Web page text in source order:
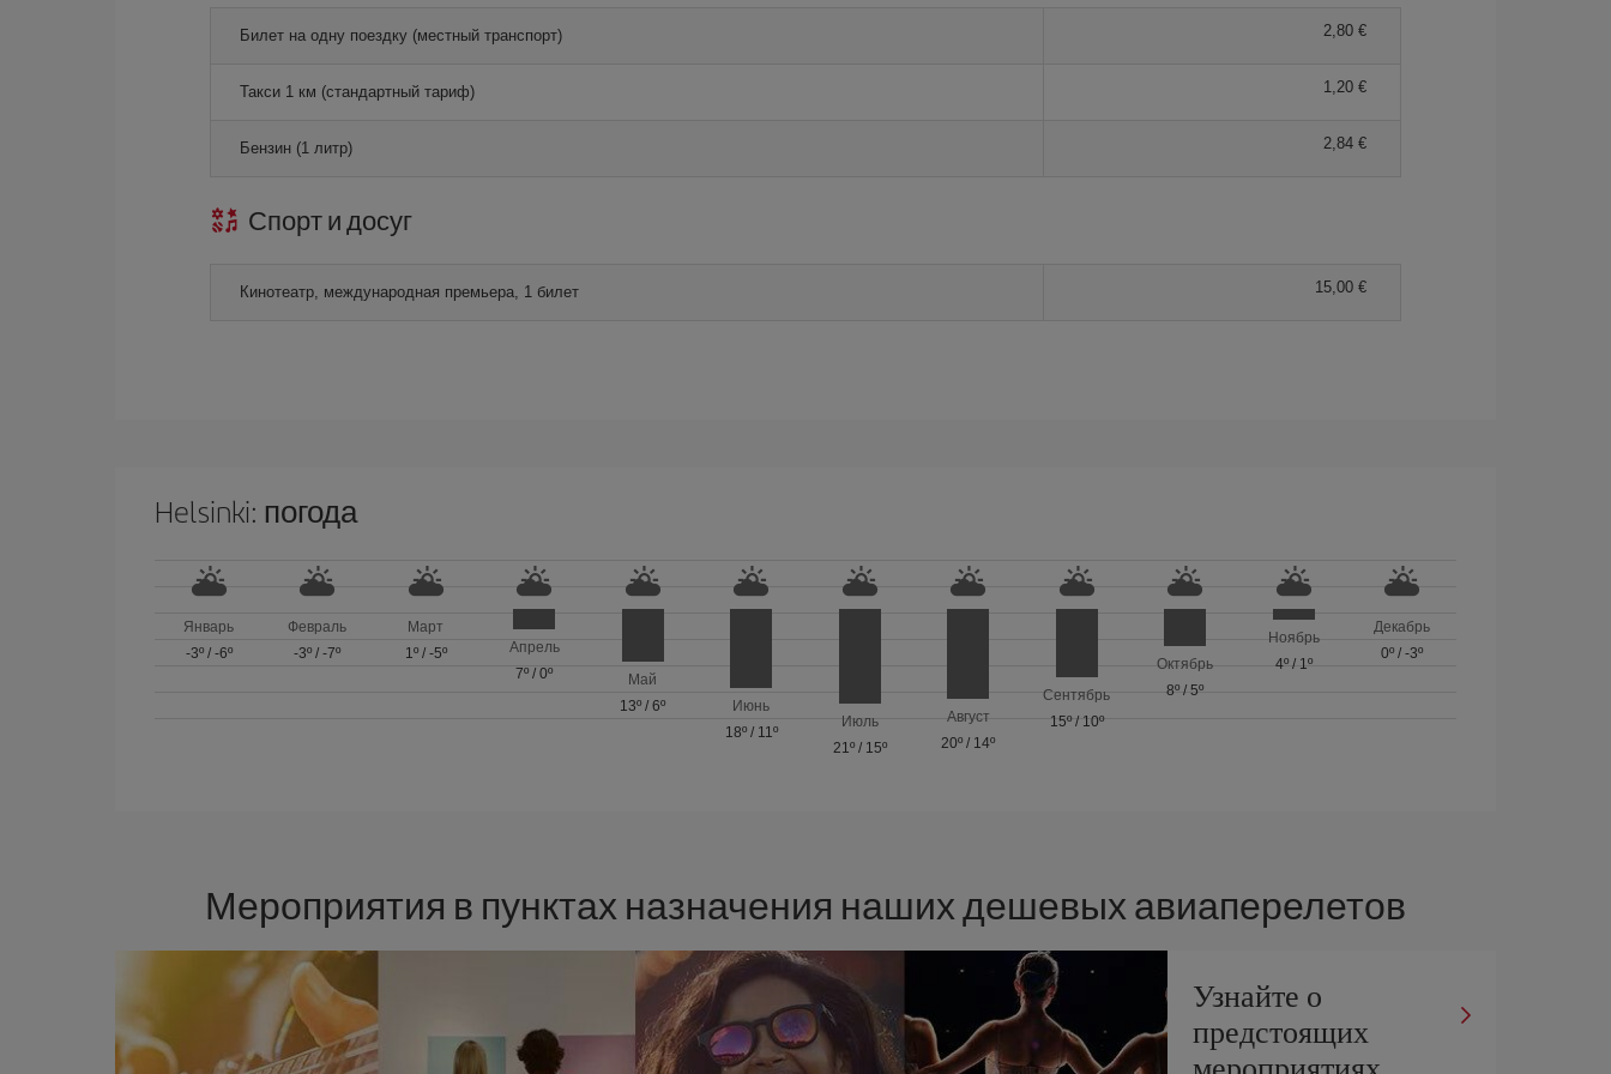
Билет на одну поездку (местный транспорт) 2,80 €
Такси 1 км (стандартный тариф) 1,20 €
Бензин (1 литр) 2,84 €
Спорт и досуг
Кинотеатр, международная премьера, 1 билет 15,00 €
Helsinki: погода
Январь
-3º/ -6º
Февраль
-3º /-7º
Март
1º/ -5º
Апрель
7º /0º
Май
13º /6º
Июнь
18º/ 11º
Июль
21º/ 15º
Август
20º / 14º
Сентябрь
15º/ 10º
Октябрь
8º /5º
Ноябрь
4º/ 1º
Декабрь
0º /-3º
Мероприятия в пунктах назначения наших дешевых авиаперелетов
Узнайте о
предстоящих